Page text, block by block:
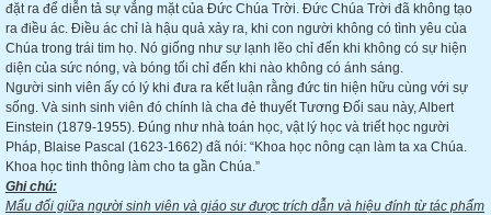
đặt ra để diễn tả sự vắng mặt của Đức Chúa Trời. Đức Chúa Trời đã không tạo
ra điều ác. Điều ác chỉ là hậu quả xảy ra, khi con người không có tình yêu của
Chúa trong trái tim họ. Nó giống như sự lạnh lẽo chỉ đến khi không có sự hiện
diện của sức nóng, và bóng tối chỉ đến khi nào không có ánh sáng.
Người sinh viên ấy có lý khi đưa ra kết luận rằng đức tin hiện hữu cùng với sự
sống. Và sinh sinh viên đó chính là cha đẻ thuyết Tương Đối sau này, Albert
Einstein (1879-1955). Đúng như nhà toán học, vật lý học và triết học người
Pháp, Blaise Pascal (1623-1662) đã nói: “Khoa học nông cạn làm ta xa Chúa.
Khoa học tinh thông làm cho ta gần Chúa.”
Ghi chú:
Mẩu đối giữa người sinh viên và giáo sư được trích dẫn và hiệu đính từ tác phẩm